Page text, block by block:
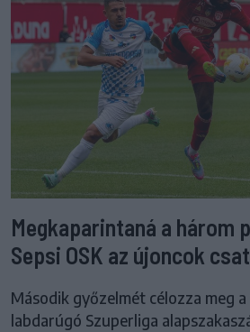
Megkaparintaná a három
Sepsi OSK az újoncok
Második győzelmét célozza meg a
labdarúgó Szuperliga